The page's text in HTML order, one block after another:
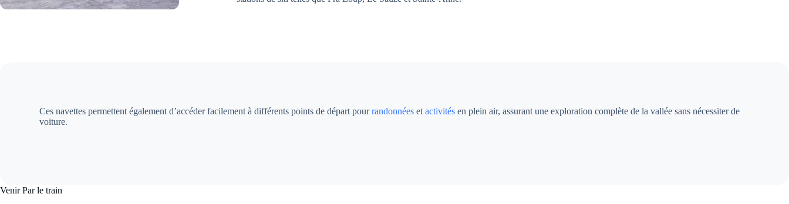
Ces navettes permettent également d’accéder facilement à différents points de départ pourrandonnées etactivités en plein air, assurant une exploration complète de la vallée sans nécessiter de
voiture.
Venir Par le train